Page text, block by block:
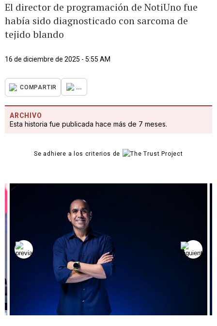
El director de programación de NotiUno fue
había sido diagnosticado con sarcoma de
tejido blando
16 de diciembre de 2025 - 5:55 AM
COMPARTIR ...
ARCHIVO
Esta historia fue publicada hace más de 7 meses.
Se adhiere a los criterios de